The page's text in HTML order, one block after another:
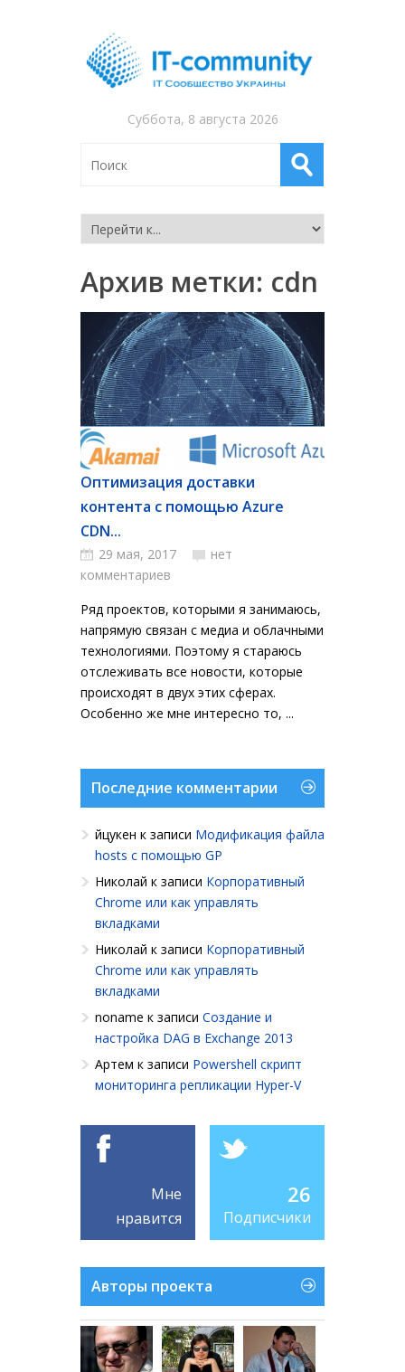
Суббота, 8 августа 2026
Архив метки: cdn
Оптимизация доставки
контента с помощью Azure
CDN...
29 мая, 2017
нет
комментариев
Ряд проектов, которыми я занимаюсь,
напрямую связан с медиа и облачными
технологиями. Поэтому я стараюсь
отслеживать все новости, которые
происходят в двух этих сферах.
Особенно же мне интересно то, ...
Последние комментарии
йцукен к записи Модификация файла
hosts с помощью GP
Николай к записи Корпоративный
Chrome или как управлять
вкладками
Николай к записи Корпоративный
Chrome или как управлять
вкладками
noname к записи Создание и
настройка DAG в Exchange 2013
Артем к записи Powershell cкрипт
мониторинга репликации Hyper-V
Мне
нравится
26
Подписчики
Авторы проекта